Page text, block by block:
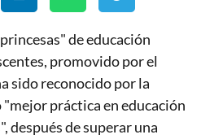
de educación
promovido por el
sido reconocido por la
práctica en educación
después de superar una